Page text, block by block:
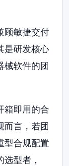
顾敏捷交付
是研发核心
械软件的团
箱即用的合
而言，若团
型合规配置
型者，